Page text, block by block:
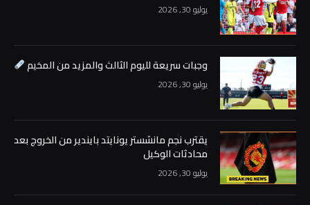
يوليو 30, 2026
وجبات سريعة لليوم الثالث والمزيد من المخيم
يوليو 30, 2026
يقترب نجم مانشستر يونايتد بايندير من الخروج بعد
محادثات الوكيل
يوليو 30, 2026